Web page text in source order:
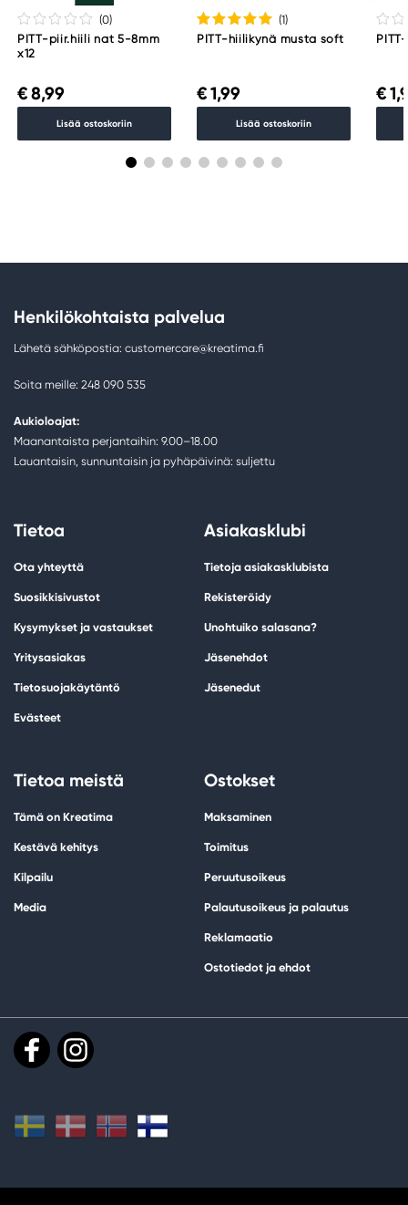
(0)
PITT-piir.hiili nat 5-8mm
x12
€ 8,99
Lisää ostoskoriin
(1)
PITT-hiilikynä musta soft
€ 1,99
Lisää ostoskoriin
€
Henkilökohtaista palvelua
Lähetä sähköpostia: customercare@kreatima.fi
Soita meille: 248 090 535
Aukioloajat:
Maanantaista perjantaihin: 9.00–18.00
Lauantaisin, sunnuntaisin ja pyhäpäivinä: suljettu
Tietoa
Ota yhteyttä
Suosikkisivustot
Kysymykset ja vastaukset
Yritysasiakas
Tietosuojakäytäntö
Evästeet
Asiakasklubi
Tietoja asiakasklubista
Rekisteröidy
Unohtuiko salasana?
Jäsenehdot
Jäsenedut
Tietoa meistä
Tämä on Kreatima
Kestävä kehitys
Kilpailu
Media
Ostokset
Maksaminen
Toimitus
Peruutusoikeus
Palautusoikeus ja palautus
Reklamaatio
Ostotiedot ja ehdot